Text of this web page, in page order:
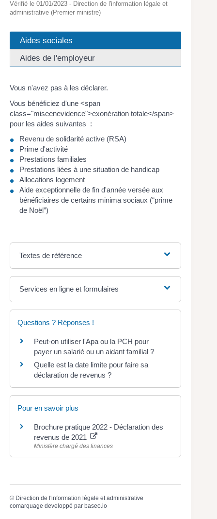
Vérifié le 01/01/2023 - Direction de l'information légale et
administrative (Premier ministre)
Aides sociales
Aides de l'employeur
Vous n'avez pas à les déclarer.
Vous bénéficiez d'une <span
class="miseenevidence">exonération totale</span>
pour les aides suivantes :
Revenu de solidarité active (RSA)
Prime d'activité
Prestations familiales
Prestations liées à une situation de handicap
Allocations logement
Aide exceptionnelle de fin d'année versée aux
bénéficiaires de certains minima sociaux (“prime
de Noël”)
Textes de référence
Services en ligne et formulaires
Questions ? Réponses !
Peut-on utiliser l'Apa ou la PCH pour
payer un salarié ou un aidant familial ?
Quelle est la date limite pour faire sa
déclaration de revenus ?
Pour en savoir plus
Brochure pratique 2022 - Déclaration des
revenus de 2021
Ministère chargé des finances
© Direction de l'information légale et administrative
comarquage developpé par baseo.io